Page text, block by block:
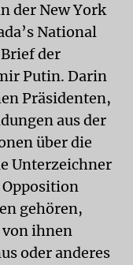
der New York
National
der
Putin. Darin
Präsidenten,
aus der
über die
Unterzeichner
gehören,
ihnen
oder anderes